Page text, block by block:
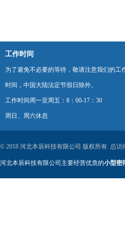
工作时间
为了避免不必要的等待，敬请注意我们的工
时间，中国大陆法定节假日除外。
工作时间周一至周五：8：00-17：30
周日、周六休息
© 2018 河北本辰科技有限公司 版权所有 总访
河北本辰科技有限公司主要经营优质的小型密